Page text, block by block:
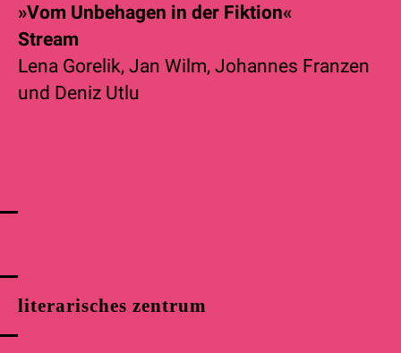
literarisches zentrum
»Vom Unbehagen in der Fiktion«
Stream
Lena Gorelik, Jan Wilm, Johannes Franzen
und Deniz Utlu